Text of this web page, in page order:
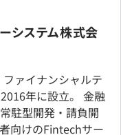
る環境です！
上のチーム編成での
ュニケーションは活発
おります。
っております
引先、テレワークを
努力成果を評価基準に
円※残業代、交通費
円※残業代、交通費
システム株式会
ァイナンシャルテ
年に設立。 金融
駐型開発・請負開
向けのFintechサー